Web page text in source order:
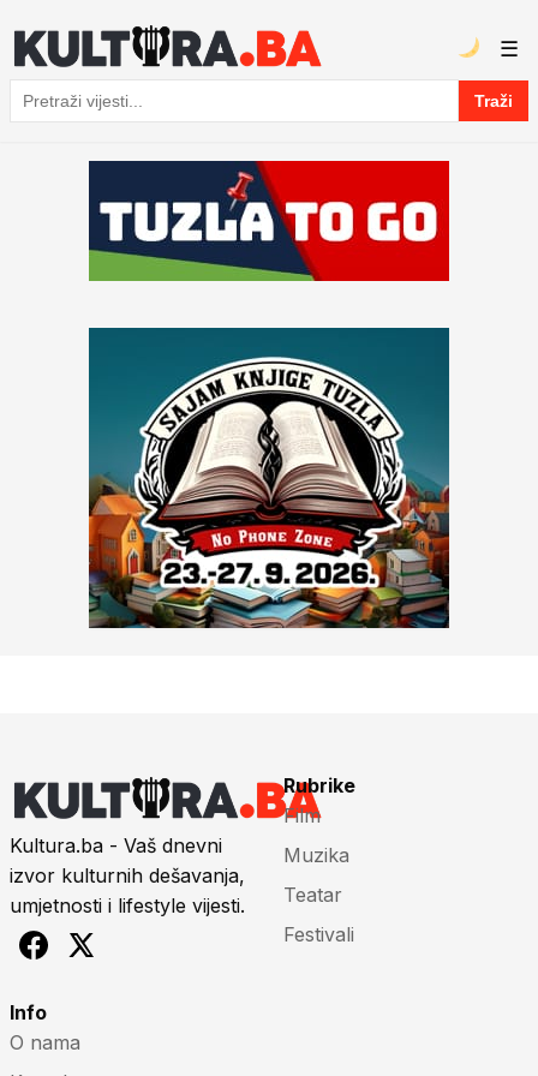
Pretraga
Traži
☰
Kultura.ba - Vaš dnevni
izvor kulturnih dešavanja,
umjetnosti i lifestyle vijesti.
Rubrike
Film
Muzika
Teatar
Festivali
Info
O nama